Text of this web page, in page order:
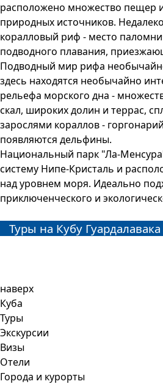
расположено множество пещер
природных источников.
коралловый риф - место
подводного плавания,
Подводный мир рифа
здесь находятся необычайно
рельефа морского дна -
скал, широких долин и террас,
зарослями кораллов -
появляются дельфины.
Национальный парк "Ла-
систему Нипе-Кристаль и
над уровнем моря. Идеально
приключенческого и
Туры на Кубу Гуардалавака
наверх
Куба
Туры
Экскурсии
Визы
Отели
Города и курорты